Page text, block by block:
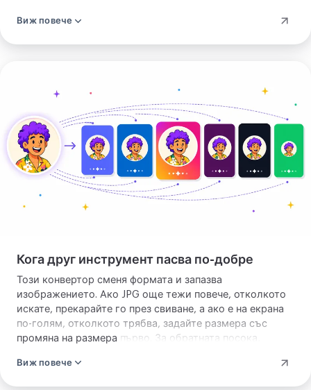
часа, а бутон я трие в мига, в който я имате. Може да
Виж повече
изображението
Кога друг инструмент пасва по-добре
Този конвертор сменя формата и запазва
изображението. Ако JPG още тежи повече, отколкото
искате, прекарайте го през свиване, а ако е на екрана
по-голям, отколкото трябва, задайте размера със
промяна на размера първо. За обратната посока,
Виж повече